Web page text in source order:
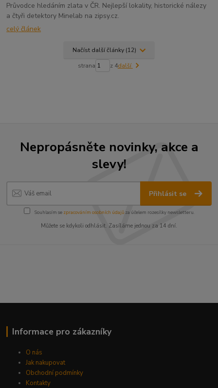
Průvodce hledáním zlata v ČR. Nejlepší lokality, historické nálezy
a čtyři detektory Minelab na zipsy.cz.
celý článek
Načíst další články (12)
strana z 4další
Nepropásněte novinky, akce a
slevy!
Přihlásit se
Souhlasím se zpracováním osobních údajůza účelem rozesílky newsletteru.
Můžete se kdykoli odhlásit. Zasíláme jednou za 14 dní.
Informace pro zákazníky
O nás
Jak nakupovat
Obchodní podmínky
Kontakty